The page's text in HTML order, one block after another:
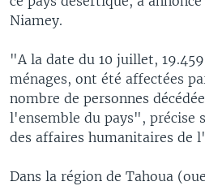
Niamey.
"A la date du 10 juillet,
ménages, ont été affectées
nombre de personnes
l'ensemble du pays", précise
des affaires humanitaires de
Dans la région de Tahoua